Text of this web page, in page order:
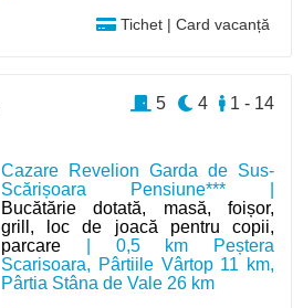
Tichet | Card vacanță
Cazare Revelion Garda de Sus-
Scărișoara Pensiune*** |
Bucătărie dotată, masă, foișor,
grill, loc de joacă pentru copii,
parcare | 0,5 km Peștera
Scarisoara, Pârtiile Vârtop 11 km,
Pârtia Stâna de Vale 26 km
1 - 14
4
5